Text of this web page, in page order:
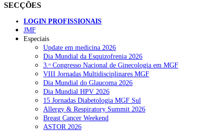
SECÇÕES
LOGIN PROFISSIONAIS
JMF
Especiais
Update em medicina 2026
Dia Mundial da Esquizofrenia 2026
3.ᵒ Congresso Nacional de Ginecologia em MGF
VIII Jornadas Multidisciplinares MGF
Dia Mundial do Glaucoma 2026
Dia Mundial HPV 2026
15 Jornadas Diabetologia MGF Sul
Allergy & Respiratory Summit 2026
Breast Cancer Weekend
ASTOR 2026